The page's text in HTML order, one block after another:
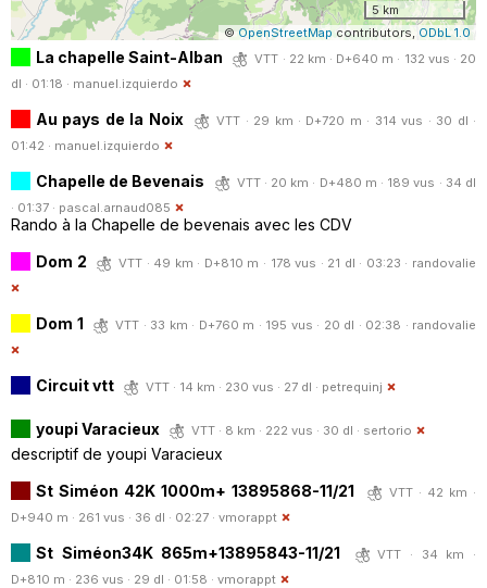
5 km
© OpenStreetMap contributors, ODbL 1.0
La chapelle Saint-Alban
VTT · 22 km · D+640 m · 132 vus · 20
dl · 01:18 · manuel.izquierdo
Au pays de la Noix
VTT · 29 km · D+720 m · 314 vus · 30 dl ·
01:42 · manuel.izquierdo
Chapelle de Bevenais
VTT · 20 km · D+480 m · 189 vus · 34 dl
· 01:37 · pascal.arnaud085
Rando à la Chapelle de bevenais avec les CDV
Dom 2
VTT · 49 km · D+810 m · 178 vus · 21 dl · 03:23 · randovalie
Dom 1 VTT · 33 km · D+760 m · 195 vus · 20 dl · 02:38 · randovalie
Circuit vtt VTT · 14 km · 230 vus · 27 dl · petrequinj
youpi Varacieux VTT · 8 km · 222 vus · 30 dl · sertorio
descriptif de youpi Varacieux
St Siméon 42K 1000m+ 13895868-11/21
VTT · 42 km ·
D+940 m · 261 vus · 36 dl · 02:27 · vmorappt
St Siméon34K 865m+13895843-11/21
VTT · 34 km ·
D+810 m · 236 vus · 29 dl · 01:58 · vmorappt